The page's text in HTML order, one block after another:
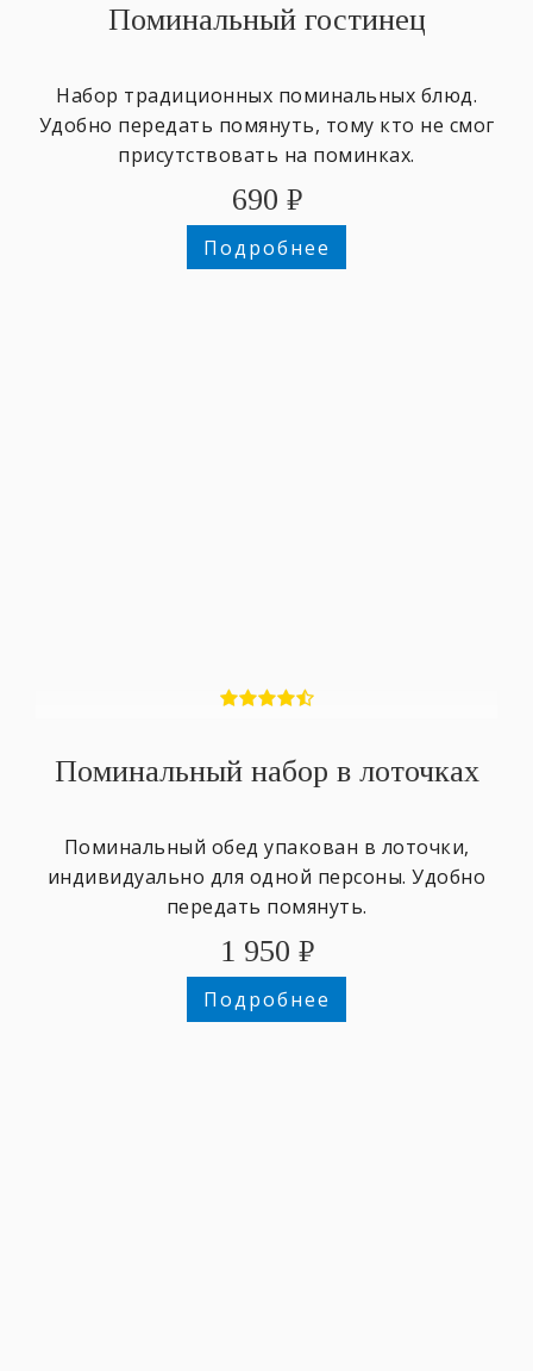
Поминальный гостинец
Набор традиционных поминальных блюд.
Удобно передать помянуть, тому кто не смог
присутствовать на поминках.
690 ₽
Подробнее
Поминальный набор в лоточках
Поминальный обед упакован в лоточки,
индивидуально для одной персоны. Удобно
передать помянуть.
1 950 ₽
Подробнее